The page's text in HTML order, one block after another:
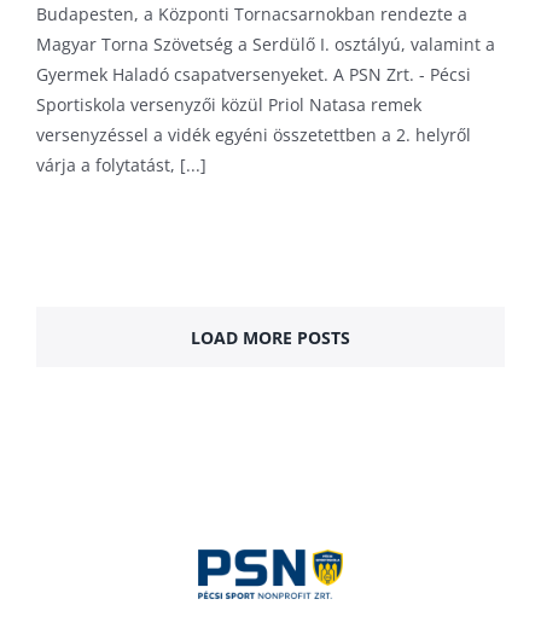
Budapesten, a Központi Tornacsarnokban rendezte a
Magyar Torna Szövetség a Serdülő I. osztályú, valamint a
Gyermek Haladó csapatversenyeket. A PSN Zrt. - Pécsi
Sportiskola versenyzői közül Priol Natasa remek
versenyzéssel a vidék egyéni összetettben a 2. helyről
várja a folytatást, [...]
LOAD MORE POSTS